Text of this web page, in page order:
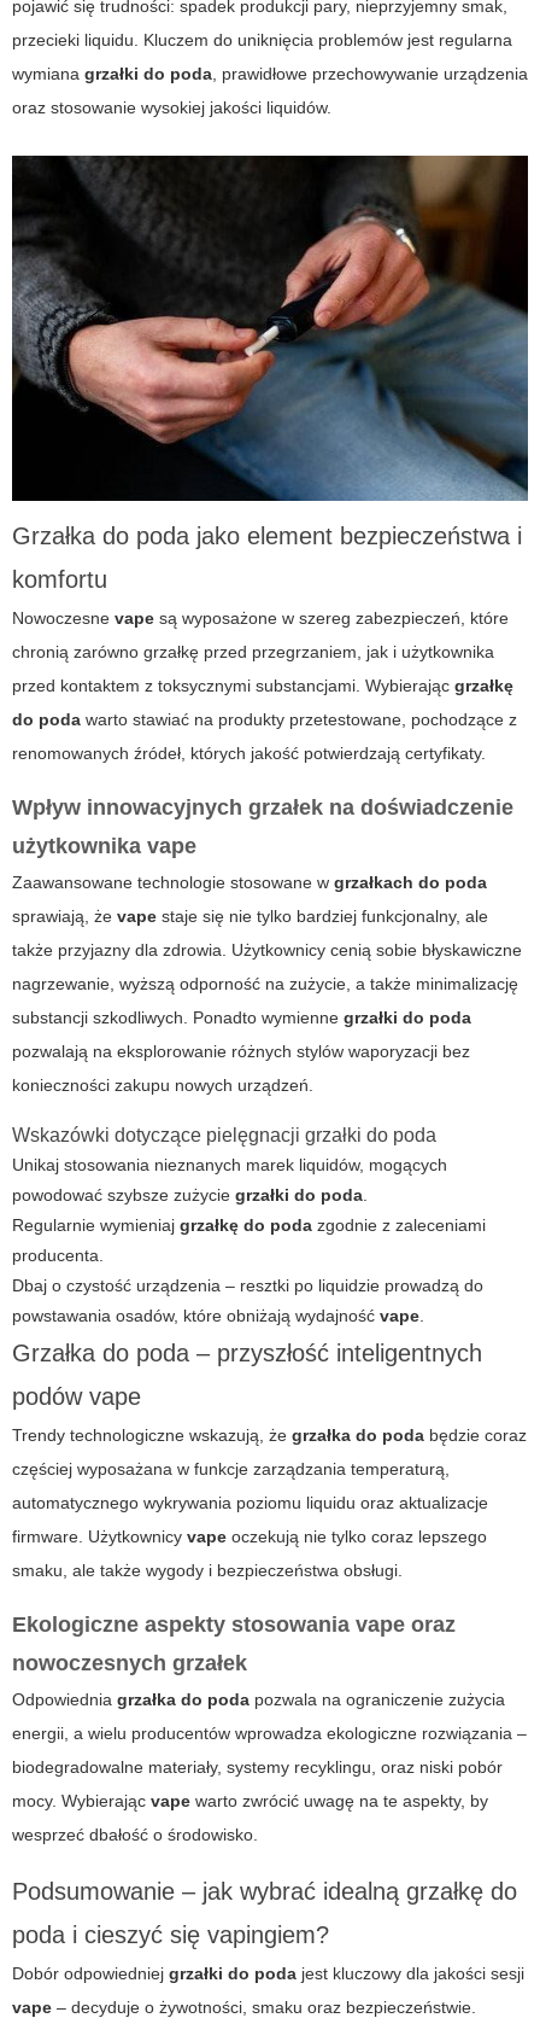
pojawić się trudności: spadek produkcji pary, nieprzyjemny smak,
przecieki liquidu. Kluczem do uniknięcia problemów jest regularna
wymiana grzałki do poda, prawidłowe przechowywanie urządzenia
oraz stosowanie wysokiej jakości liquidów.
Grzałka do poda jako element bezpieczeństwa i
komfortu
Nowoczesne vape są wyposażone w szereg zabezpieczeń, które
chronią zarówno grzałkę przed przegrzaniem, jak i użytkownika
przed kontaktem z toksycznymi substancjami. Wybierając grzałkę
do poda warto stawiać na produkty przetestowane, pochodzące z
renomowanych źródeł, których jakość potwierdzają certyfikaty.
Wpływ innowacyjnych grzałek na doświadczenie
użytkownika vape
Zaawansowane technologie stosowane w grzałkach do poda
sprawiają, że vape staje się nie tylko bardziej funkcjonalny, ale
także przyjazny dla zdrowia. Użytkownicy cenią sobie błyskawiczne
nagrzewanie, wyższą odporność na zużycie, a także minimalizację
substancji szkodliwych. Ponadto wymienne grzałki do poda
pozwalają na eksplorowanie różnych stylów waporyzacji bez
konieczności zakupu nowych urządzeń.
Wskazówki dotyczące pielęgnacji grzałki do poda
Unikaj stosowania nieznanych marek liquidów, mogących
powodować szybsze zużycie grzałki do poda
Regularnie wymieniaj grzałkę do poda zgodnie z zaleceniami
producenta.
Dbaj o czystość urządzenia – resztki po liquidzie prowadzą do
powstawania osadów, które obniżają wydajność vape
Grzałka do poda – przyszłość inteligentnych
podów vape
Trendy technologiczne wskazują, że grzałka do poda będzie coraz
częściej wyposażana w funkcje zarządzania temperaturą,
automatycznego wykrywania poziomu liquidu oraz aktualizacje
firmware. Użytkownicy vape oczekują nie tylko coraz lepszego
smaku, ale także wygody i bezpieczeństwa obsługi.
Ekologiczne aspekty stosowania vape oraz
nowoczesnych grzałek
Odpowiednia grzałka do poda pozwala na ograniczenie zużycia
energii, a wielu producentów wprowadza ekologiczne rozwiązania –
biodegradowalne materiały, systemy recyklingu, oraz niski pobór
mocy. Wybierając vape warto zwrócić uwagę na te aspekty, by
wesprzeć dbałość o środowisko.
Podsumowanie – jak wybrać idealną grzałkę do
poda i cieszyć się vapingiem?
Dobór odpowiedniej grzałki do poda jest kluczowy dla jakości sesji
vape – decyduje o żywotności, smaku oraz bezpieczeństwie.